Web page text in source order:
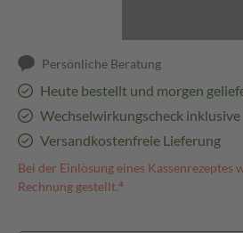
Persönliche Beratung
Heute bestellt und morgen
Wechselwirkungscheck inklusive
Versandkostenfreie Lieferung
Bei der Einlösung eines
Rechnung gestellt.⁴